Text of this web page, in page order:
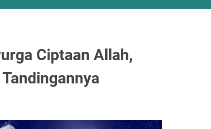
Ciptaan Allah,